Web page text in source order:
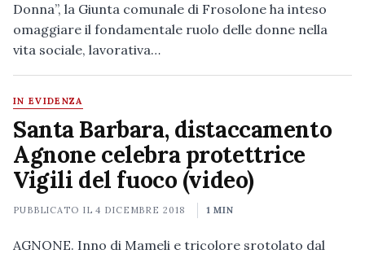
Donna”, la Giunta comunale di Frosolone ha inteso
omaggiare il fondamentale ruolo delle donne nella
vita sociale, lavorativa…
IN EVIDENZA
Santa Barbara, distaccamento
Agnone celebra protettrice
Vigili del fuoco (video)
PUBBLICATO IL4 DICEMBRE 2018 1 MIN
AGNONE. Inno di Mameli e tricolore srotolato dal